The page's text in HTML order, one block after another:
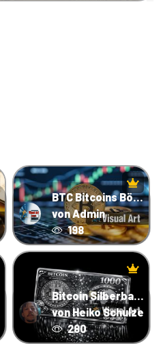
BTC Bitcoins Börse
von Admin
198
Bitcoin Silberbarren
von Heiko Schulze
280